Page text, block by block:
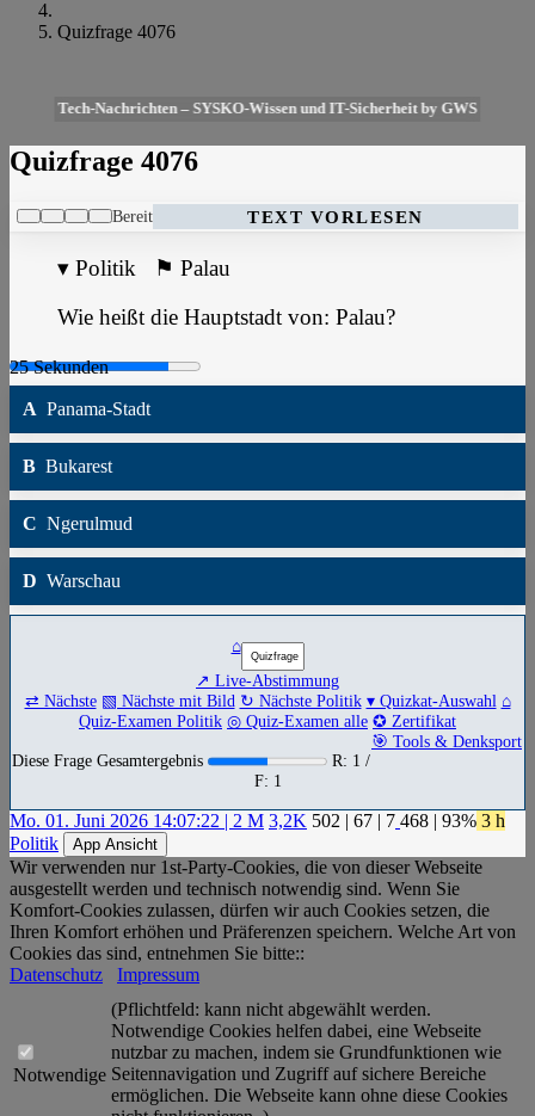
Quizfrage 4076
Tech-Nachrichten – SYSKO-Wissen und IT-Sicherheit by GWS
Quizfrage 4076
Bereit TEXT VORLESEN
▾ Politik ⚑ Palau
Wie heißt die Hauptstadt von: Palau?
A Panama-Stadt
B Bukarest
C Ngerulmud
D Warschau
⌂
↗ Live-Abstimmung
⇄ Nächste ▧ Nächste mit Bild ↻ Nächste Politik ▾ Quizkat-Auswahl ⌂
Quiz-Examen Politik ◎ Quiz-Examen alle ✪ Zertifikat
🎯 Tools & Denksport
Diese Frage Gesamtergebnis
R: 1 /
F: 1
Mo. 01. Juni 2026 14:07:22 | 2 M 3,2K 502 | 67 | 7 468 | 93% 3 h
Politik
App Ansicht
Wir verwenden nur 1st-Party-Cookies, die von dieser Webseite
ausgestellt werden und technisch notwendig sind. Wenn Sie
Komfort-Cookies zulassen, dürfen wir auch Cookies setzen, die
Ihren Komfort erhöhen und Präferenzen speichern. Welche Art von
Cookies das sind, entnehmen Sie bitte::
Datenschutz
Impressum
Notwendige
(Pflichtfeld: kann nicht abgewählt werden.
Notwendige Cookies helfen dabei, eine Webseite
nutzbar zu machen, indem sie Grundfunktionen wie
Seitennavigation und Zugriff auf sichere Bereiche
ermöglichen. Die Webseite kann ohne diese Cookies